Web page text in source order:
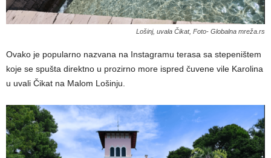
Lošinj, uvala Čikat, Foto- Globalna mreža.rs
Ovako je popularno nazvana na Instagramu terasa sa stepeništem
koje se spušta direktno u prozirno more ispred čuvene vile Karolina
u uvali Čikat na Malom Lošinju.